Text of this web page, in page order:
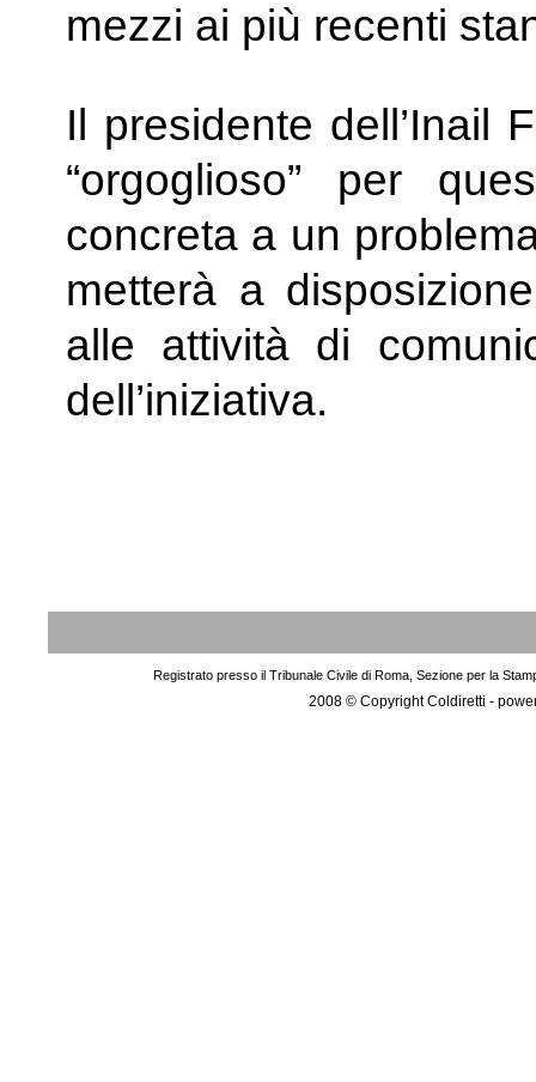
mezzi ai più recenti
Il presidente dell’Inail
“orgoglioso” per
concreta a un
metterà a
alle attività di
dell’iniziativa.
Registrato presso il Tribunale Civile di Roma, Sezione per la
2008 © Copyright Coldiretti -